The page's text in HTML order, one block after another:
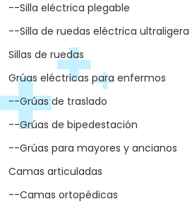
--Silla eléctrica plegable
--Silla de ruedas eléctrica ultraligera
Sillas de ruedas
Grúas eléctricas para enfermos
--Grúas de traslado
--Grúas de bipedestación
--Grúas para mayores y ancianos
Camas articuladas
--Camas ortopédicas